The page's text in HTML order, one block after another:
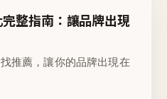
整指南：讓品牌出現
推薦，讓你的品牌出現在